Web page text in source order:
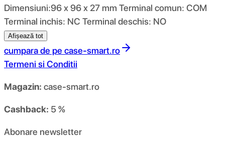
Dimensiuni:96 x 96 x 27 mm Terminal comun: COM
Terminal inchis: NC Terminal deschis: NO
Afișează tot
cumpara de pe case-smart.ro
Termeni si Conditii
Magazin: case-smart.ro
Cashback: 5 %
Abonare newsletter